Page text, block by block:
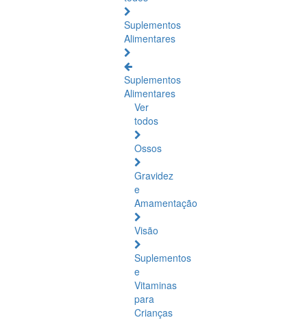
Suplementos
Alimentares
Suplementos
Alimentares
Ver
todos
Ossos
Gravidez
e
Amamentação
Visão
Suplementos
e
Vitaminas
para
Crianças